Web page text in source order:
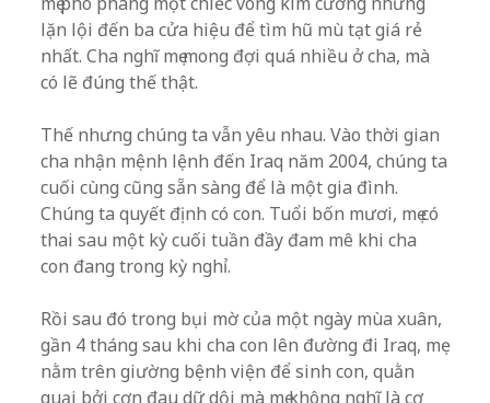
lặn lội đến ba cửa hiệu để tìm hũ mù tạt giá rẻ
nhất. Cha nghĩ mẹ mong đợi quá nhiều ở cha, mà
có lẽ đúng thế thật.
Thế nhưng chúng ta vẫn yêu nhau. Vào thời gian
cha nhận mệnh lệnh đến Iraq năm 2004, chúng ta
cuối cùng cũng sẵn sàng để là một gia đình.
Chúng ta quyết định có con. Tuổi bốn mươi, mẹ có
thai sau một kỳ cuối tuần đầy đam mê khi cha
con đang trong kỳ nghỉ.
Rồi sau đó trong bụi mờ của một ngày mùa xuân,
gần 4 tháng sau khi cha con lên đường đi Iraq, mẹ
nằm trên giường bệnh viện để sinh con, quằn
quại bởi cơn đau dữ dội mà mẹ không nghĩ là cơ